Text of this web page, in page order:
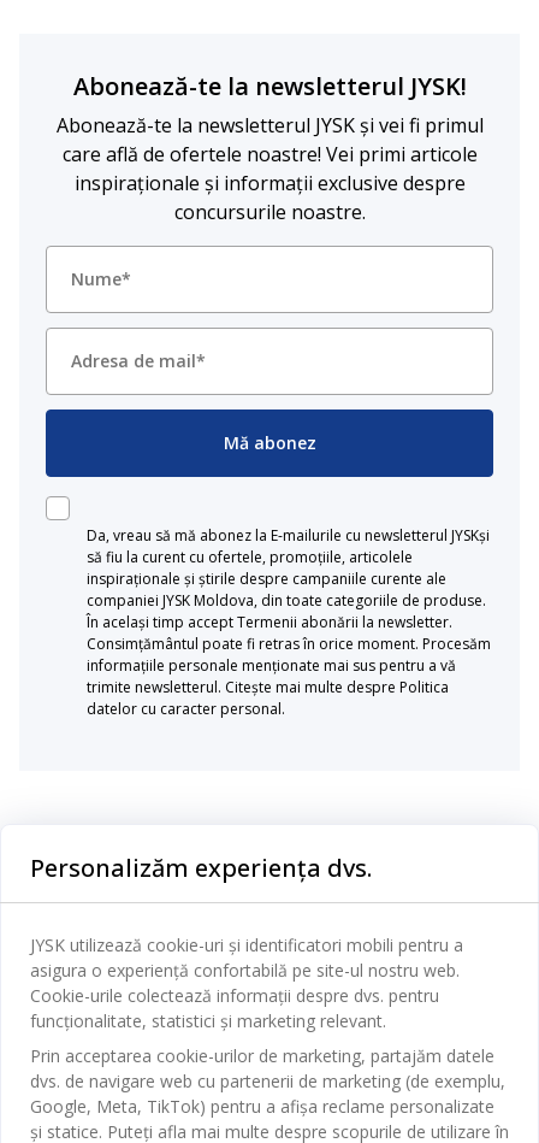
Abonează-te la newsletterul JYSK!
Abonează-te la newsletterul JYSK și vei fi primul
care află de ofertele noastre! Vei primi articole
inspiraționale și informații exclusive despre
concursurile noastre.
Mă abonez
Da, vreau să mă abonez la E-mailurile cu newsletterul JYSKși
să fiu la curent cu ofertele, promoțiile, articolele
inspiraționale și știrile despre campaniile curente ale
companiei JYSK Moldova, din toate categoriile de produse.
În același timp accept Termenii abonării la newsletter.
Consimțământul poate fi retras în orice moment. Procesăm
informațiile personale menționate mai sus pentru a vă
trimite newsletterul. Citește mai multe despre Politica
datelor cu caracter personal.
Baie
Birou
Sufragerie
Bucătărie
Depozitare
Contact Relații Clienți
Magazine și program
Broșură
Termeni si conditii vânzări online
JYSK
Despre JYSK
JYSK.com
Presă
SEDIU CENTRAL
TAROL-DD S.R.L. str. Jubiliara, 41A mun. Chișinău, Republica
JYSK RELAȚII CLIENȚI
Personalizăm experiența dvs.
JYSK utilizează cookie-uri și identificatori mobili pentru a
asigura o experiență confortabilă pe site-ul nostru web.
Cookie-urile colectează informații despre dvs. pentru
funcționalitate, statistici și marketing relevant.
Prin acceptarea cookie-urilor de marketing, partajăm datele
dvs. de navigare web cu partenerii de marketing (de exemplu,
Google, Meta, TikTok) pentru a afișa reclame personalizate
și statice. Puteți afla mai multe despre scopurile de utilizare în